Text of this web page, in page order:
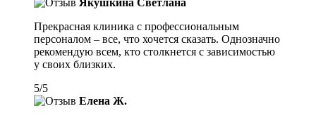
Якушкина Светлана
Прекрасная клиника с профессиональным
персоналом – все, что хочется сказать. Однозначно
рекомендую всем, кто столкнется с зависимостью
у своих близких.
5/5
Елена Ж.